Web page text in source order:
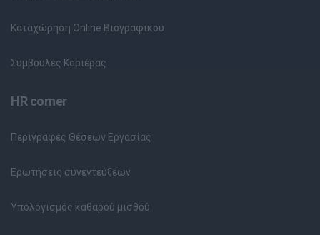
Καταχώρηση Online Βιογραφικού
Συμβουλές Καριέρας
HR corner
Περιγραφές Θέσεων Εργασίας
Ερωτήσεις συνεντεύξεων
Υπολογισμός καθαρού μισθού